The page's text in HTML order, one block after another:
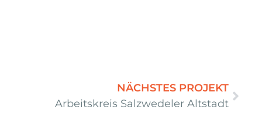
NÄCHSTES PROJEKT
Arbeitskreis Salzwedeler Altstadt